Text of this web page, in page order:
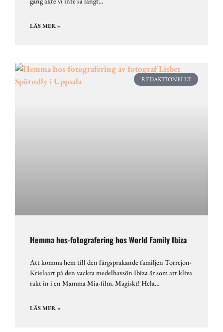
LÄS MER »
REDAKTIONELLT
Hemma hos-fotografering hos World Family Ibiza
Att komma hem till den färgsprakande familjen Torrejon-
Krielaart på den vackra medelhavsön Ibiza är som att kliva
rakt in i en Mamma Mia-film. Magiskt! Hela…
LÄS MER »